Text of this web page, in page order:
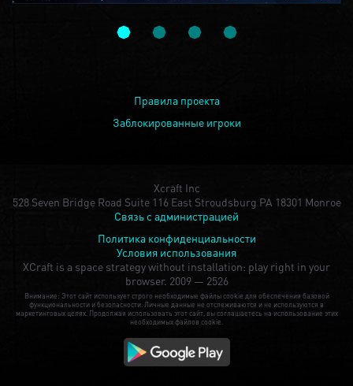
Правила проекта
Заблокированные игроки
Xcraft Inc
528 Seven Bridge Road Suite 116 East Stroudsburg PA 18301 Monroe
Связь с администрацией
Политика конфиденциальности
Условия использования
XCraft is a space strategy without installation: play right in your
browser. 2009 — 2526
Внимание: Этот сайт использует строго необходимые файлы cookie для обеспечения базовой
функциональности и безопасности. Личные данные не отслеживаются и не используются в
маркетинговых целях. Продолжая использовать этот сайт, вы соглашаетесь на использование этих
необходимых файлов cookie.